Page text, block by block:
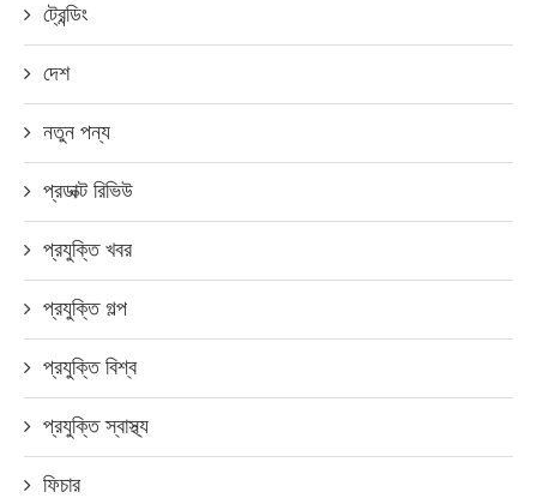
ট্রেন্ডিং
দেশ
নতুন পন্য
প্রডাক্ট রিভিউ
প্রযুক্তি খবর
প্রযুক্তি গল্প
প্রযুক্তি বিশ্ব
প্রযুক্তি স্বাস্থ্য
ফিচার